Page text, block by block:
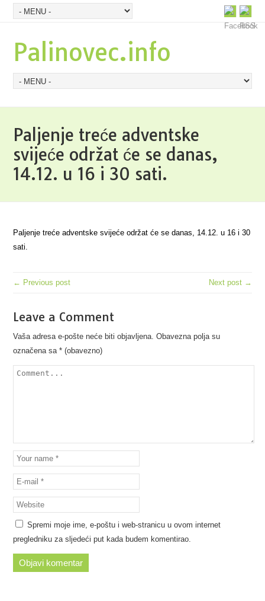
Palinovec.info
Paljenje treće adventske
svijeće održat će se danas,
14.12. u 16 i 30 sati.
Paljenje treće adventske svijeće održat će se danas, 14.12. u 16 i 30
sati.
← Previous post Next post →
Leave a Comment
Vaša adresa e-pošte neće biti objavljena. Obavezna polja su
označena sa* (obavezno)
Spremi moje ime, e-poštu i web-stranicu u ovom internet
pregledniku za sljedeći put kada budem komentirao.